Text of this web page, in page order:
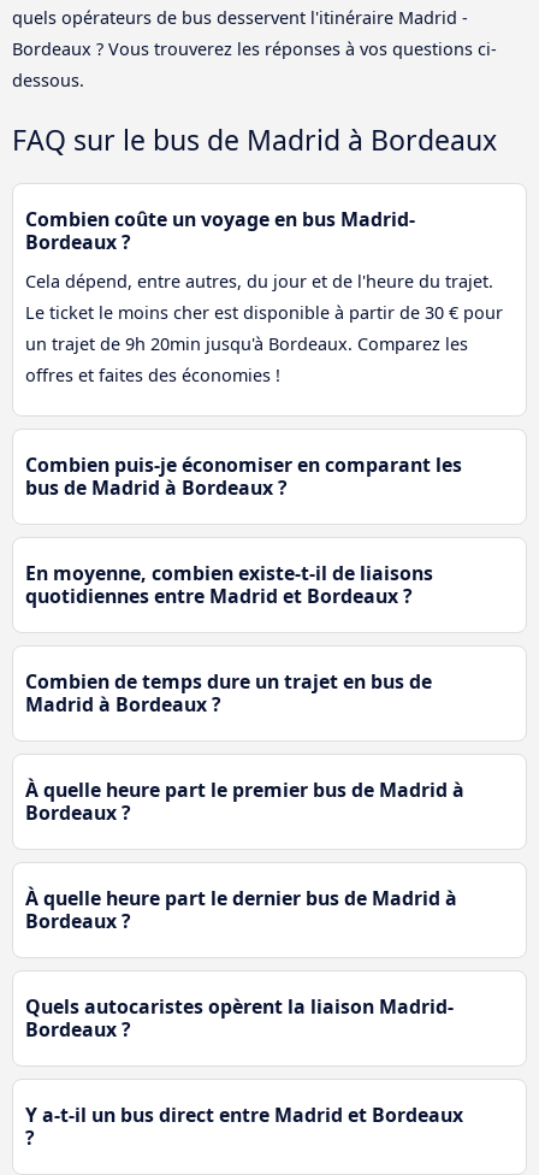
quels opérateurs de bus desservent l'itinéraire Madrid -
Bordeaux ? Vous trouverez les réponses à vos questions ci-
dessous.
FAQ sur le bus de Madrid à Bordeaux
Combien coûte un voyage en bus Madrid-
Bordeaux ?
Cela dépend, entre autres, du jour et de l'heure du trajet.
Le ticket le moins cher est disponible à partir de 30 € pour
un trajet de 9h 20min jusqu'à Bordeaux. Comparez les
offres et faites des économies !
Combien puis-je économiser en comparant les
bus de Madrid à Bordeaux ?
En moyenne, combien existe-t-il de liaisons
quotidiennes entre Madrid et Bordeaux ?
Combien de temps dure un trajet en bus de
Madrid à Bordeaux ?
À quelle heure part le premier bus de Madrid à
Bordeaux ?
À quelle heure part le dernier bus de Madrid à
Bordeaux ?
Quels autocaristes opèrent la liaison Madrid-
Bordeaux ?
Y a-t-il un bus direct entre Madrid et Bordeaux
?